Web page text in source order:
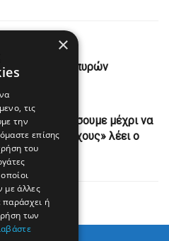
σε ανταλλαγή πυρών
Post
θα συνεχίσουμε μέχρι να
μας στόχους» λέει ο
Άμυνας
×
τις
την
επίσης
του
με άλλες
παράσχει ή
των